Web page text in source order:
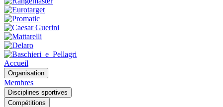
Accueil
Organisation
Membres
Disciplines sportives
Compétitions